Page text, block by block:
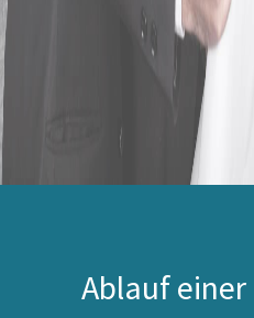
Ablauf einer